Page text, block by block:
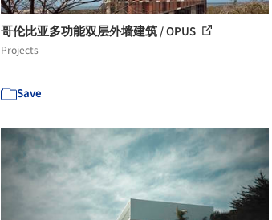
哥伦比亚多功能双层外墙建筑 / OPUS
Projects
Save